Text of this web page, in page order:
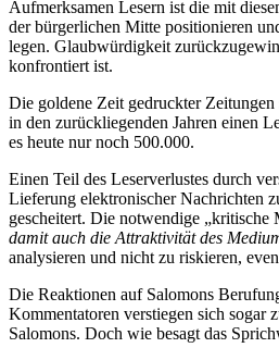
Aufmerksamen Lesern ist die mit
der bürgerlichen Mitte positionieren
legen. Glaubwürdigkeit
konfrontiert ist.
Die goldene Zeit gedruckter
in den zurückliegenden Jahren einen
es heute nur noch 500.000.
Einen Teil des Leserverlustes durch
Lieferung elektronischer Nachrichten
gescheitert. Die notwendige „kritische
damit auch die Attraktivität des
analysieren und nicht zu riskieren,
Die Reaktionen auf Salomons
Kommentatoren verstiegen sich sogar
Salomons. Doch wie besagt das